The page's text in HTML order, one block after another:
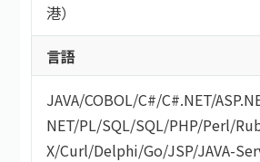
港）
言語
JAVA/COBOL/C#/C#.NET/
NET/PL/SQL/SQL/PHP/Perl/
X/Curl/Delphi/Go/JSP/JAVA-